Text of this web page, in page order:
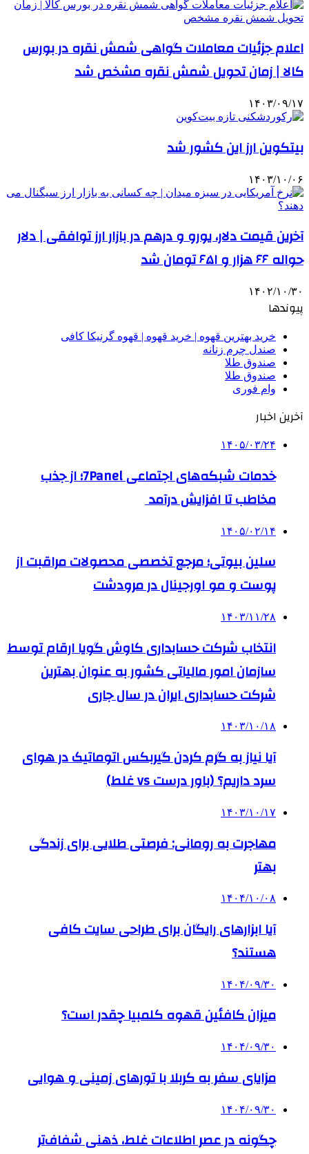
اعلام جزئیات معاملات گواهی شمش نقره در بورس
کالا | زمان تحویل شمش نقره مشخص شد
۱۴۰۳/۰۹/۱۷
بیتکوین ارز این کشور شد
۱۴۰۳/۱۰/۰۶
آخرین قیمت دلار، یورو و درهم در بازار ارز توافقی | دلار
حواله ۶۶ هزار و ۶۵۱ تومان شد
۱۴۰۲/۱۰/۳۰
پیوندها
خرید بهترین قهوه | خرید قهوه | قهوه گرنیکا کافی
صندل چرم زنانه
صندوق طلا
صندوق طلا
وام فوری
آخرین اخبار
۱۴۰۵/۰۳/۲۴
خدمات شبکه‌های اجتماعی 7Panel؛ از جذب
مخاطب تا افزایش درآمد
۱۴۰۵/۰۲/۱۴
سلین بیوتی؛ مرجع تخصصی محصولات مراقبت از
پوست و مو اورجینال در مرودشت
۱۴۰۳/۱۱/۲۸
انتخاب شرکت حسابداری کاوش گویا ارقام توسط
سازمان امور مالیاتی کشور به عنوان بهترین
شرکت حسابداری ایران در سال جاری
۱۴۰۳/۱۰/۱۸
آیا نیاز به گرم کردن گیربکس اتوماتیک در هوای
سرد داریم؟ (باور درست vs غلط)
۱۴۰۳/۱۰/۱۷
مهاجرت به رومانی: فرصتی طلایی برای زندگی
بهتر
۱۴۰۴/۱۰/۰۸
آیا ابزارهای رایگان برای طراحی سایت کافی
هستند؟
۱۴۰۴/۰۹/۳۰
میزان کافئین قهوه کلمبیا چقدر است؟
۱۴۰۴/۰۹/۳۰
مزایای سفر به کربلا با تورهای زمینی و هوایی
۱۴۰۴/۰۹/۳۰
چگونه در عصر اطلاعات غلط، ذهنی شفاف‌تر